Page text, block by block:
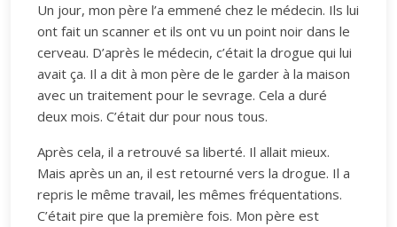
Un jour, mon père l’a emmené chez le médecin. Ils lui
ont fait un scanner et ils ont vu un point noir dans le
cerveau. D’après le médecin, c’était la drogue qui lui
avait ça. Il a dit à mon père de le garder à la maison
avec un traitement pour le sevrage. Cela a duré
deux mois. C’était dur pour nous tous.
Après cela, il a retrouvé sa liberté. Il allait mieux.
Mais après un an, il est retourné vers la drogue. Il a
repris le même travail, les mêmes fréquentations.
C’était pire que la première fois. Mon père est